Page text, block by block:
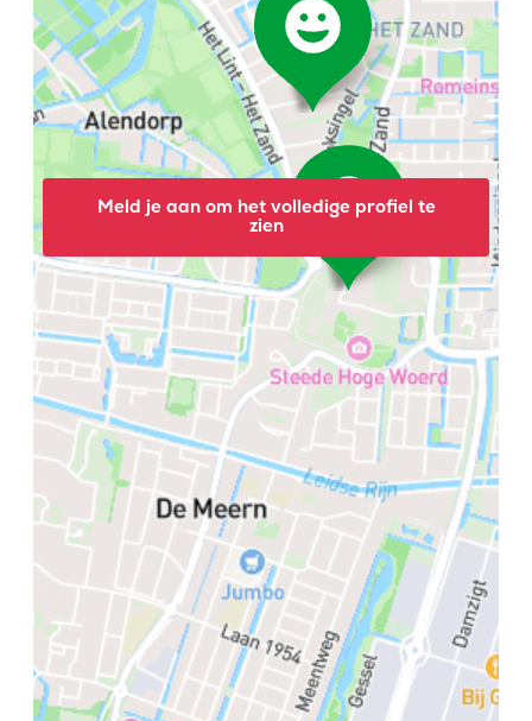
Meld je aan om het volledige profiel te
zien